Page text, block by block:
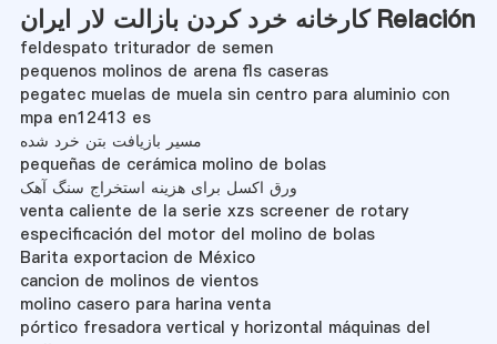
کارخانه خرد کردن بازالت لار ایران Relación
feldespato triturador de semen
pequenos molinos de arena fls caseras
pegatec muelas de muela sin centro para aluminio con
mpa en12413 es
مسیر بازیافت بتن خرد شده
pequeñas de cerámica molino de bolas
ورق اکسل برای هزینه استخراج سنگ آهک
venta caliente de la serie xzs screener de rotary
especificación del motor del molino de bolas
Barita exportacion de México
cancion de molinos de vientos
molino casero para harina venta
pórtico fresadora vertical y horizontal máquinas del